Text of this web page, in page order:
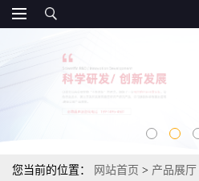
您当前的位置： 网站首页 > 产品展厅